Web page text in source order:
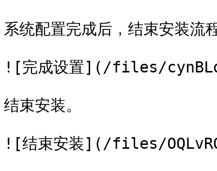
系统配置完成后，结束安装流
![完成设置](/files/
结束安装。
![结束安装](/files/